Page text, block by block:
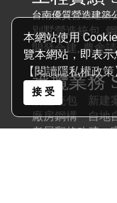
本網站使用
覽本網站，即表
【閱讀隱私權政策
接 受
台南優質營造建築
別墅營造統包 ,
開發合建,農舍
承攬業務
別墅統包 新建
廠房鋼構
自地
老屋翻修改建